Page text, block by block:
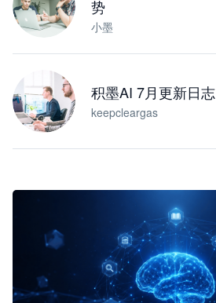
势
小墨
积墨AI 7月更新日志
keepcleargas